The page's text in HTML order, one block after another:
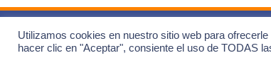
Utilizamos cookies en nuestro sitio web para
hacer clic en "Aceptar", consiente el uso de TODAS